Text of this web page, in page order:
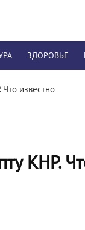
ЗДОРОВЬЕ
известно
КНР.